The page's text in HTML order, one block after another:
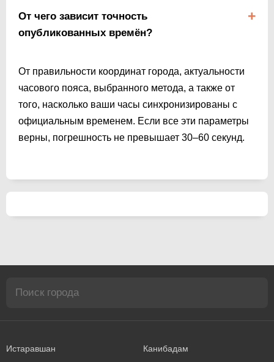
От чего зависит точность
опубликованных времён?
От правильности координат города, актуальности
часового пояса, выбранного метода, а также от
того, насколько ваши часы синхронизированы с
официальным временем. Если все эти параметры
верны, погрешность не превышает 30–60 секунд.
Истаравшан
Канибадам